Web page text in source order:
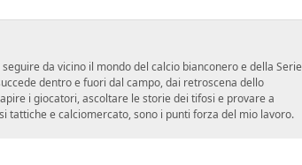
da vicino il mondo del calcio bianconero e della Serie
dentro e fuori dal campo, dai retroscena dello
i giocatori, ascoltare le storie dei tifosi e provare a
tattiche e calciomercato, sono i punti forza del mio lavoro.